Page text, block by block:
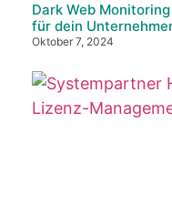
Dark Web
für dein
Oktober 7, 2024